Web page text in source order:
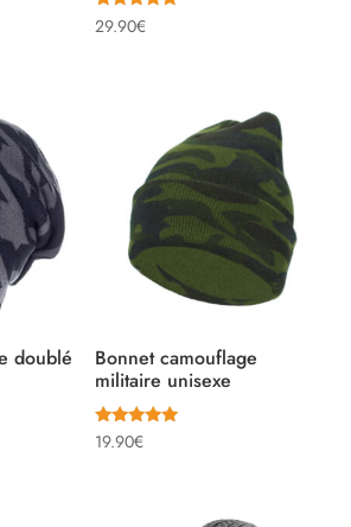
Note
5.00
29.90€
doublé
Bonnet camouflage
militaire unisexe
Note
5.00
19.90€